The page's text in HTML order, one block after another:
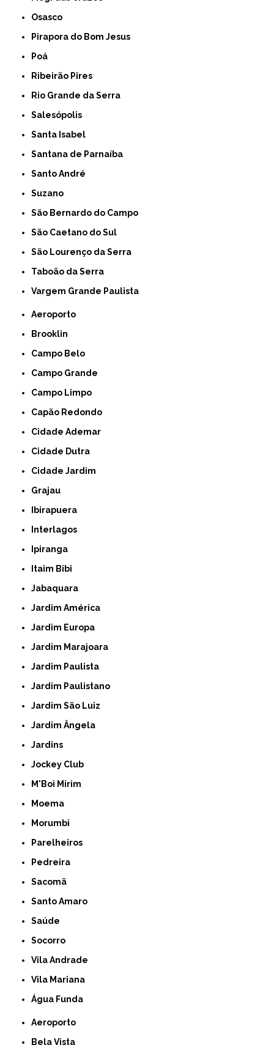
Osasco
Pirapora do Bom Jesus
Poá
Ribeirão Pires
Rio Grande da Serra
Salesópolis
Santa Isabel
Santana de Parnaíba
Santo André
Suzano
São Bernardo do Campo
São Caetano do Sul
São Lourenço da Serra
Taboão da Serra
Vargem Grande Paulista
Aeroporto
Brooklin
Campo Belo
Campo Grande
Campo Limpo
Capão Redondo
Cidade Ademar
Cidade Dutra
Cidade Jardim
Grajau
Ibirapuera
Interlagos
Ipiranga
Itaim Bibi
Jabaquara
Jardim América
Jardim Europa
Jardim Marajoara
Jardim Paulista
Jardim Paulistano
Jardim São Luiz
Jardim Ângela
Jardins
Jockey Club
M'Boi Mirim
Moema
Morumbi
Parelheiros
Pedreira
Sacomã
Santo Amaro
Saúde
Socorro
Vila Andrade
Vila Mariana
Água Funda
Aeroporto
Bela Vista